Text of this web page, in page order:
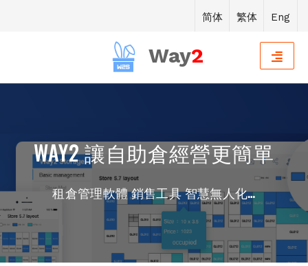
简体 繁体 Eng
Way2
WAY2 讓自助倉經營更簡單
租倉管理軟體 銷售工具 智慧無人化…